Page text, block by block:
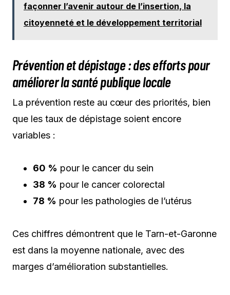
façonner l’avenir autour de l’insertion, la
citoyenneté et le développement territorial
Prévention et dépistage : des efforts pour
améliorer la santé publique locale
La prévention reste au cœur des priorités, bien
que les taux de dépistage soient encore
variables :
60 % pour le cancer du sein
38 % pour le cancer colorectal
78 % pour les pathologies de l’utérus
Ces chiffres démontrent que le Tarn-et-Garonne
est dans la moyenne nationale, avec des
marges d’amélioration substantielles.